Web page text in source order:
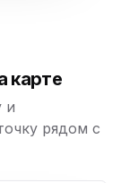
карте
и
рядом с